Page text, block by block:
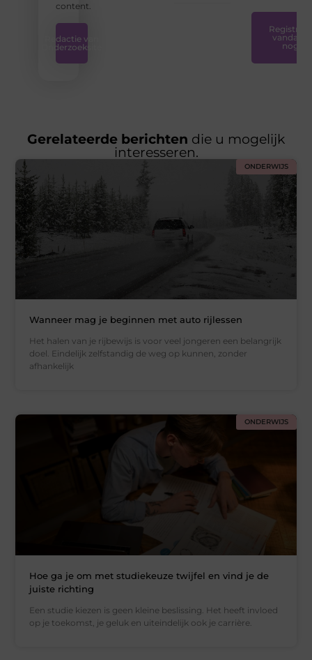
content.
Redactie van
Onderzoeksite
Registreer
vandaag
nog
Gerelateerde berichten die u mogelijk
interesseren.
ONDERWIJS
Wanneer mag je beginnen met auto rijlessen
Het halen van je rijbewijs is voor veel jongeren een belangrijk
doel. Eindelijk zelfstandig de weg op kunnen, zonder
afhankelijk
ONDERWIJS
Hoe ga je om met studiekeuze twijfel en vind je de
juiste richting
Een studie kiezen is geen kleine beslissing. Het heeft invloed
op je toekomst, je geluk en uiteindelijk ook je carrière.